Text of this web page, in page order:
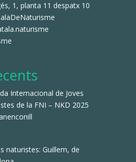
1, planta 11 despatx 10
Internacional de Joves
de la FNI – NKD 2025
naturistes: Guillem, de